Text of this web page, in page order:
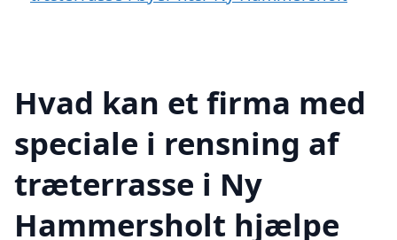
Hvad kan et firma med
speciale i rensning af
træterrasse i Ny
Hammersholt hjælpe